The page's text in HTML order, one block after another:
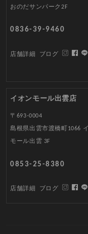
おのだサンパーク2F
0836-39-9460
店舗詳細 ブログ
イオンモール出雲店
〒693-0004
島根県出雲市渡橋町1066
モール出雲 3F
0853-25-8380
店舗詳細 ブログ